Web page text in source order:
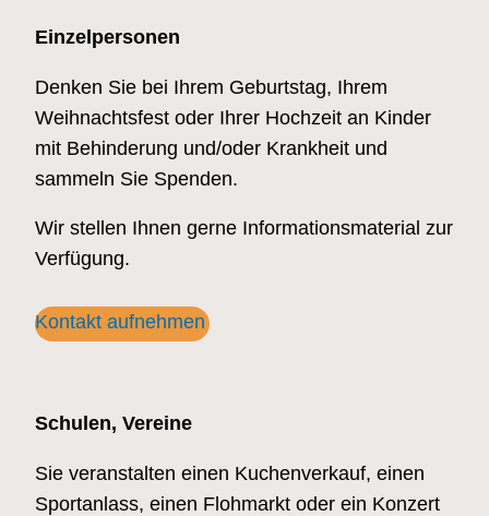
Einzelpersonen
Denken Sie bei Ihrem Geburtstag, Ihrem
Weihnachtsfest oder Ihrer Hochzeit an Kinder
mit Behinderung und/oder Krankheit und
sammeln Sie Spenden.
Wir stellen Ihnen gerne Informationsmaterial zur
Verfügung.
Kontakt aufnehmen
Schulen, Vereine
Sie veranstalten einen Kuchenverkauf, einen
Sportanlass, einen Flohmarkt oder ein Konzert